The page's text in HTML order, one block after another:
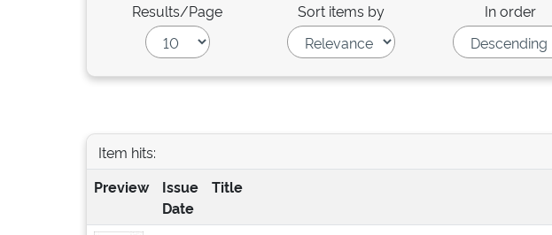
Results/Page Sort items by In order
Item hits:
Preview
Issue
Date
Title